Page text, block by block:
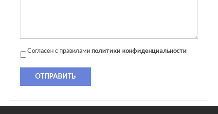
Согласен с правилами политики конфиденциальности
ОТПРАВИТЬ